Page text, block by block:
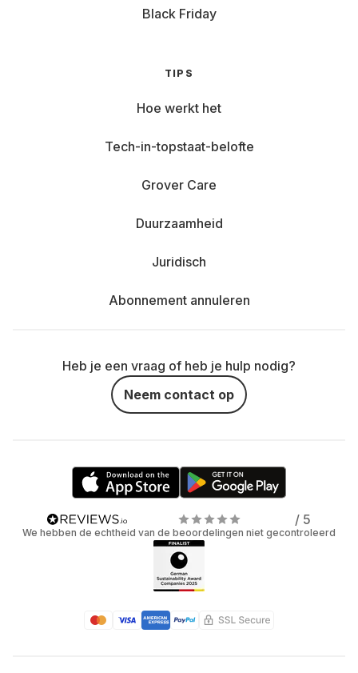
Black Friday
TIPS
Hoe werkt het
Tech-in-topstaat-belofte
Grover Care
Duurzaamheid
Juridisch
Abonnement annuleren
Heb je een vraag of heb je hulp nodig?
Neem contact op
/ 5
We hebben de echtheid van de beoordelingen niet gecontroleerd